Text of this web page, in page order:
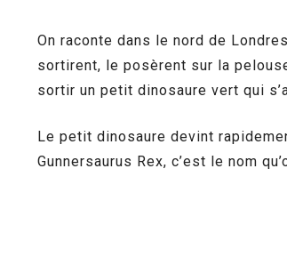
On raconte dans le nord de
sortirent, le posèrent sur la
sortir un petit dinosaure vert qui
Le petit dinosaure devint
Gunnersaurus Rex, c’est le nom